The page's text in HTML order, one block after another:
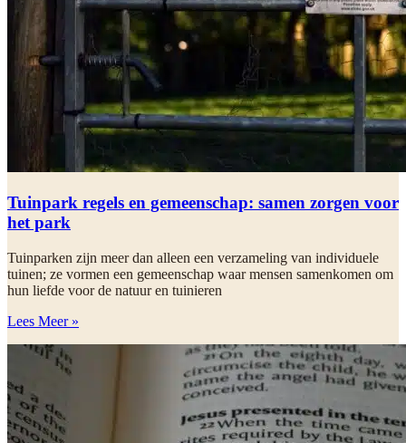
Tuinpark regels en gemeenschap: samen zorgen voor
het park
Tuinparken zijn meer dan alleen een verzameling van individuele
tuinen; ze vormen een gemeenschap waar mensen samenkomen om
hun liefde voor de natuur en tuinieren
Lees Meer »